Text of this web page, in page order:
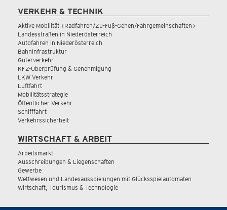
VERKEHR & TECHNIK
Aktive Mobilität (Radfahren/Zu-Fuß-Gehen/Fahrgemeinschaften)
Landesstraßen in Niederösterreich
Autofahren in Niederösterreich
Bahninfrastruktur
Güterverkehr
KFZ-Überprüfung & Genehmigung
LKW Verkehr
Luftfahrt
Mobilitätsstrategie
Öffentlicher Verkehr
Schifffahrt
Verkehrssicherheit
WIRTSCHAFT & ARBEIT
Arbeitsmarkt
Ausschreibungen & Liegenschaften
Gewerbe
Wettwesen und Landesausspielungen mit Glücksspielautomaten
Wirtschaft, Tourismus & Technologie